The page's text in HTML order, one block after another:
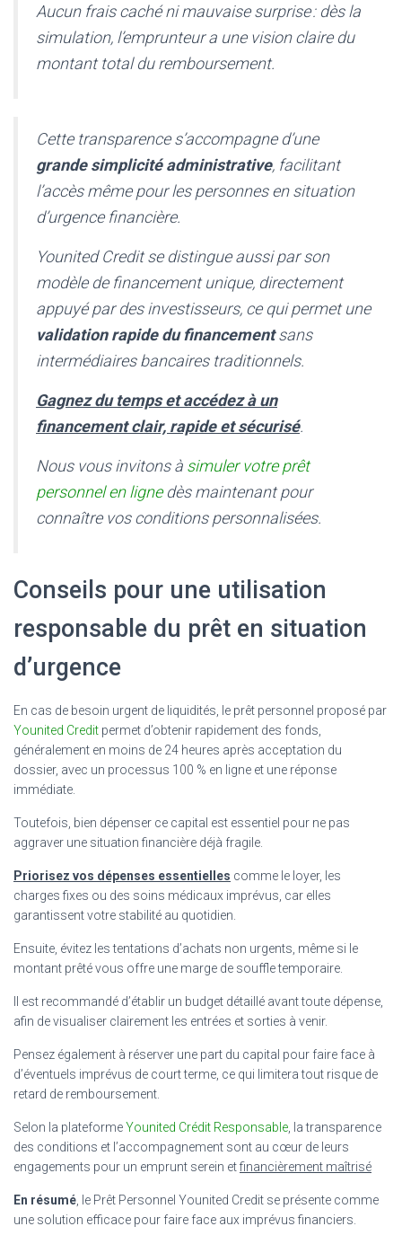
Aucun frais caché ni mauvaise surprise : dès la
simulation, l’emprunteur a une vision claire du
montant total du remboursement.
Cette transparence s’accompagne d’une
grande simplicité administrative, facilitant
l’accès même pour les personnes en situation
d’urgence financière.
Younited Credit se distingue aussi par son
modèle de financement unique, directement
appuyé par des investisseurs, ce qui permet une
validation rapide du financementsans
intermédiaires bancaires traditionnels.
Gagnez du temps et accédez à un
financement clair, rapide et sécurisé.
Nous vous invitons à simuler votre prêt
personnel en lignedès maintenant pour
connaître vos conditions personnalisées.
Conseils pour une utilisation
responsable du prêt en situation
d’urgence
En cas de besoin urgent de liquidités, le prêt personnel proposé par
Younited Credit permet d’obtenir rapidement des fonds,
généralement en moins de 24 heures après acceptation du
dossier, avec un processus 100 % en ligne et une réponse
immédiate.
Toutefois, bien dépenser ce capital est essentiel pour ne pas
aggraver une situation financière déjà fragile.
Priorisez vos dépenses essentielles comme le loyer, les
charges fixes ou des soins médicaux imprévus, car elles
garantissent votre stabilité au quotidien.
Ensuite, évitez les tentations d’achats non urgents, même si le
montant prêté vous offre une marge de souffle temporaire.
Il est recommandé d’établir un budget détaillé avant toute dépense,
afin de visualiser clairement les entrées et sorties à venir.
Pensez également à réserver une part du capital pour faire face à
d’éventuels imprévus de court terme, ce qui limitera tout risque de
retard de remboursement.
Selon la plateformeYounited Crédit Responsable , la transparence
des conditions et l’accompagnement sont au cœur de leurs
engagements pour un emprunt serein etfinancièrement maîtrisé
En résumé , le Prêt Personnel Younited Credit se présente comme
une solution efficace pour faire face aux imprévus financiers.